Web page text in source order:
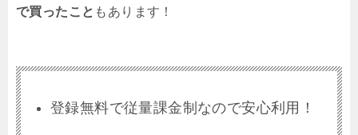
で買ったこと もあります！
登録無料で従量課金制なので安心利用！